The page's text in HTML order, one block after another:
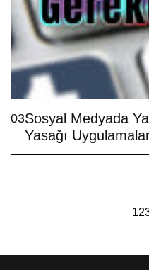
03Sosyal Medyada
Yasağı
12